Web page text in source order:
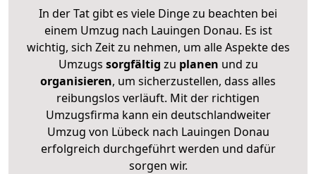
In der Tat gibt es viele Dinge zu beachten bei
einem Umzug nach Lauingen Donau. Es ist
wichtig, sich Zeit zu nehmen, um alle Aspekte des
Umzugs sorgfältig zu planen und zu
organisieren, um sicherzustellen, dass alles
reibungslos verläuft. Mit der richtigen
Umzugsfirma kann ein deutschlandweiter
Umzug von Lübeck nach Lauingen Donau
erfolgreich durchgeführt werden und dafür
sorgen wir.